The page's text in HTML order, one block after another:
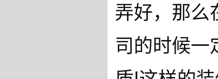
弄好，那么
司的时候一